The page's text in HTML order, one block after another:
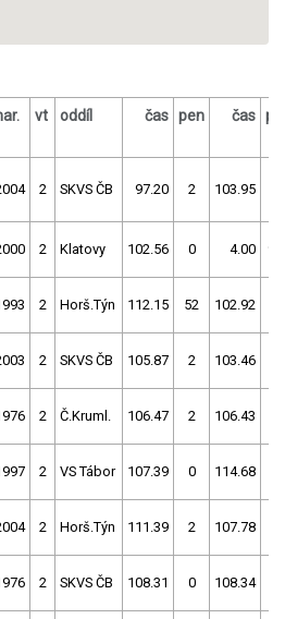
vt oddíl čas pen čas
2 SKVS ČB 97.20 2 103.95
2 Klatovy 102.56 0 4.00
2 Horš.Týn 112.15 52 102.92
2 SKVS ČB 105.87 2 103.46
2 Č.Kruml. 106.47 2 106.43
2 VS Tábor 107.39 0 114.68
2 Horš.Týn 111.39 2 107.78
2 SKVS ČB 108.31 0 108.34